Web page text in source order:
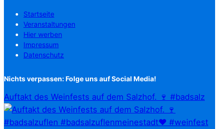
Startseite
Veranstaltungen
Hier werben
Impressum
Datenschutz
Nichts verpassen: Folge uns auf Social Media!
Auftakt des Weinfests auf dem Salzhof. 🍷 #badsalz